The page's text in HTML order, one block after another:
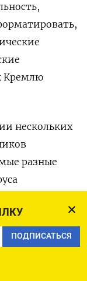
ПОДПИСАТЬСЯ
Кремлю
нескольких
разные
работы
идет